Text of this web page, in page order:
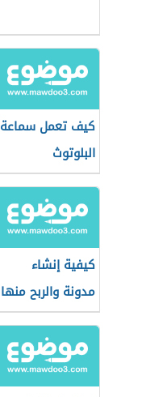
كيف تعمل سماعة
البلوتوث
كيفية إنشاء
مدونة والربح منها